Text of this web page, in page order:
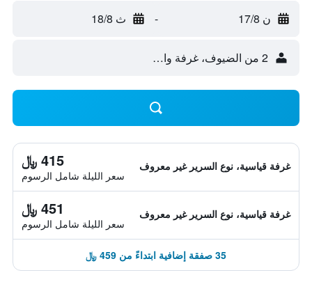
ن 17/8 - ث 18/8
2 من الضيوف، غرفة واحدة
غرفة قياسية، نوع السرير غير معروف 415 ﷼
سعر الليلة شامل الرسوم
غرفة قياسية، نوع السرير غير معروف 451 ﷼
سعر الليلة شامل الرسوم
35 صفقة إضافية ابتداءً من 459 ﷼